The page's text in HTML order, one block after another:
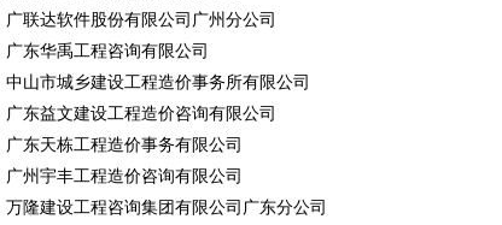
广联达软件股份有限公司广州分公司
广东华禹工程咨询有限公司
中山市城乡建设工程造价事务所有限公司
广东益文建设工程造价咨询有限公司
广东天栋工程造价事务有限公司
广州宇丰工程造价咨询有限公司
万隆建设工程咨询集团有限公司广东分公司